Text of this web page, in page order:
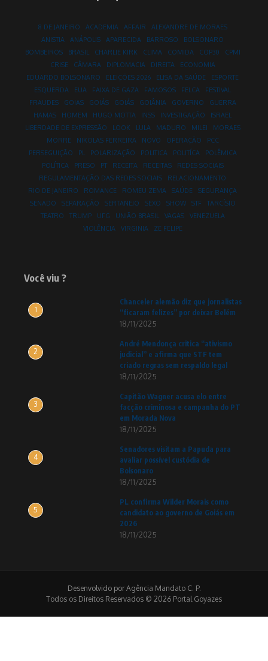
8 DE JANEIRO ACADEMIA AFFAIR
ALEXANDRE DE MORAES
ANISTIA
ANÁPOLIS APARECIDA BARROSO
BOLSONARO
BOMBEIROS
BRASIL CHARLIE KIRK CLIMA COMIDA COP30
CPMI
CRISE
CÂMARA DIPLOMACIA DIREITA
ECONOMIA
EDUARDO BOLSONARO
ELEIÇÕES 2026 ELISA DA SAÚDE
ESPORTE
ESQUERDA
EUA FAIXA DE GAZA FAMOSOS FELCA
FESTIVAL
FRAUDES
GOIAS GOIÁS GOIÁS GOIÂNIA GOVERNO
GUERRA
HAMAS
HOMEM HUGO MOTTA INSS INVESTIGAÇÃO
ISRAEL
LIBERDADE DE EXPRESSÃO
LOOK LULA MADURO MILEI
MORAES
MORRE
NIKOLAS FERREIRA NOVO OPERAÇÃO
PCC
PERSEGUIÇÃO
PL POLARIZAÇÃO POLITICA POLITÍCA
POLÊMICA
POLÍTICA
PRESO PT RECEITA RECEITAS
REDES SOCIAIS
REGULAMENTAÇÃO DAS REDES SOCIAIS
RELACIONAMENTO
RIO DE JANEIRO
ROMANCE ROMEU ZEMA SAÚDE
SEGURANÇA
SENADO
SEPARAÇÃO SERTANEJO SEXO SHOW STF
TARCÍSIO
TEATRO
TRUMP UFG UNIÃO BRASIL VAGAS
VENEZUELA
VIOLÊNCIA
VIRGINIA ZE FELIPE
Você viu ?
1
Chanceler alemão diz que jornalistas
“ficaram felizes” por deixar Belém
18/11/2025
2
André Mendonça critica “ativismo
judicial” e afirma que STF tem
criado regras sem respaldo legal
18/11/2025
3
Capitão Wagner acusa elo entre
facção criminosa e campanha do PT
em Morada Nova
18/11/2025
4
Senadores visitam a Papuda para
avaliar possível custódia de
Bolsonaro
18/11/2025
5
PL confirma Wilder Morais como
candidato ao governo de Goiás em
2026
18/11/2025
Desenvolvido por Agência Mandato C. P.
Todos os Direitos Reservados © 2026 Portal Goyazes